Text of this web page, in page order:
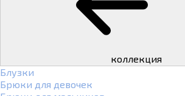
коллекция
Блузки
Брюки для девочек